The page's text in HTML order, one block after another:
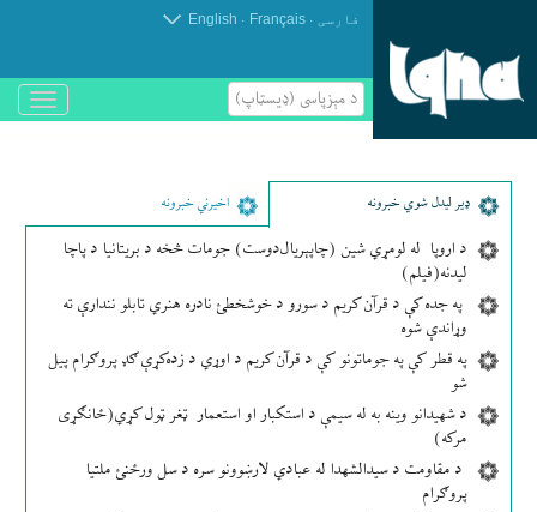
فارسی .
Français
.
English
د مېزپاسى (ډیسټاپ)
باز
و
ډير لیدل شوي خبرونه اخیرني خبرونه
د اروپا له لومړي شین (چاپېریال‌دوست) جومات څخه د بریتانیا د پاچا
لیدنه(فیلم)
په جده کې د قرآن کریم د سورو د خوشخطئ نادره هنري تابلو نندارې ته
وړاندې شوه
په قطر کې په جوماتونو کې د قرآن کریم د اوړي د زده‌کړې ګډ پروګرام پیل
شو
د شهیدانو وینه به له سیمې د استکبار او استعمار ټغر ټول کړي(ځانګړی
مرکه)
د مقاومت د سیدالشهدا له عبادي لارښوونو سره د سل ورځنئ ملتیا
پروګرام